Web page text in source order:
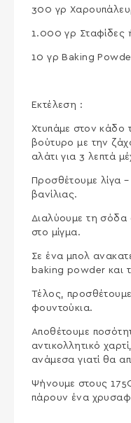
300 γρ
1.000 γρ Σταφίδες
10 γρ Baking
Εκτέλεση :
Χτυπάμε στον κάδο
βούτυρο με την
αλάτι για 3 λεπτά
Προσθέτουμε λίγα
βανίλιας.
Διαλύουμε τη σόδα
στο μίγμα.
Σε ένα μπολ
baking powder και
Τέλος,
φουντούκια.
Αποθέτουμε
αντικολλητικό
ανάμεσα γιατί θα
Ψήνουμε στους
πάρουν ένα